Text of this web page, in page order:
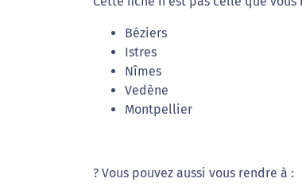
Béziers
Istres
Nîmes
Vedène
Montpellier
? Vous pouvez aussi vous rendre à :